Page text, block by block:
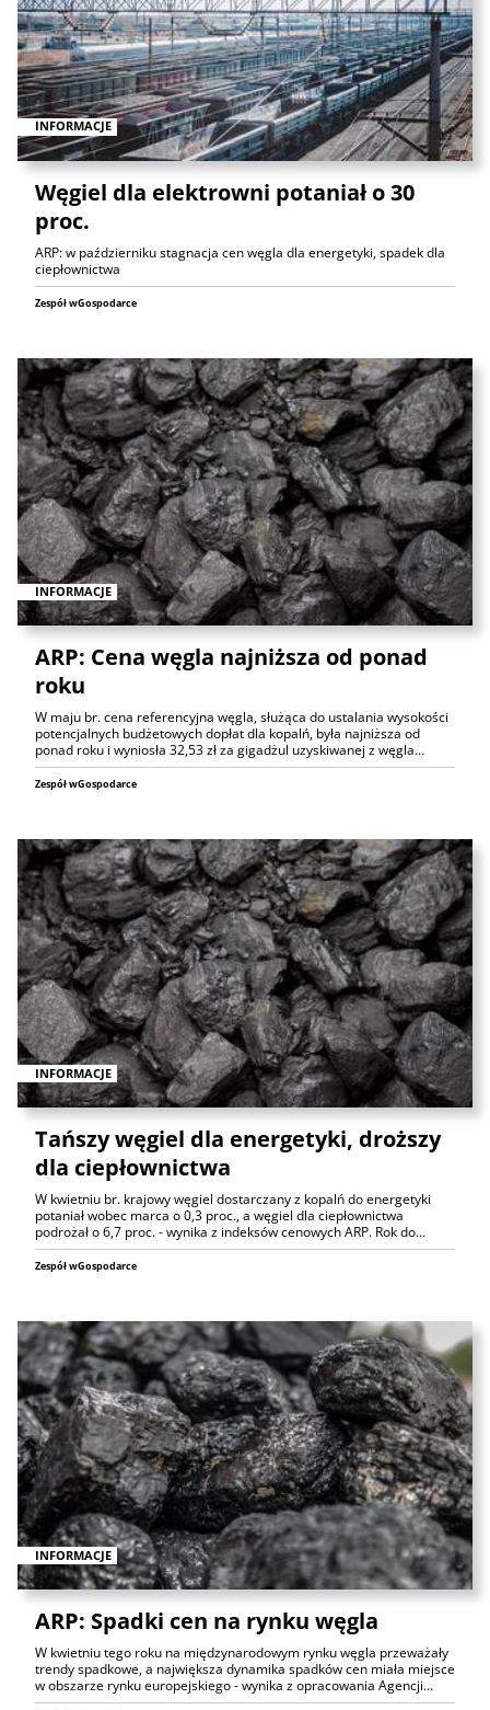
INFORMACJE
Węgiel dla elektrowni potaniał o 30
proc.
ARP: w październiku stagnacja cen węgla dla energetyki, spadek dla
ciepłownictwa
Zespół wGospodarce
INFORMACJE
ARP: Cena węgla najniższa od ponad
roku
W maju br. cena referencyjna węgla, służąca do ustalania wysokości
potencjalnych budżetowych dopłat dla kopalń, była najniższa od
ponad roku i wyniosła 32,53 zł za gigadżul uzyskiwanej z węgla…
Zespół wGospodarce
INFORMACJE
Tańszy węgiel dla energetyki, droższy
dla ciepłownictwa
W kwietniu br. krajowy węgiel dostarczany z kopalń do energetyki
potaniał wobec marca o 0,3 proc., a węgiel dla ciepłownictwa
podrożał o 6,7 proc. - wynika z indeksów cenowych ARP. Rok do…
Zespół wGospodarce
INFORMACJE
ARP: Spadki cen na rynku węgla
W kwietniu tego roku na międzynarodowym rynku węgla przeważały
trendy spadkowe, a największa dynamika spadków cen miała miejsce
w obszarze rynku europejskiego - wynika z opracowania Agencji…